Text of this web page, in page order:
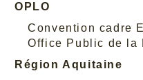
OPLO
Convention cadre
Office Public de la
Région Aquitaine